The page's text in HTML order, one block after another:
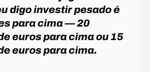
digo investir pesado é
para cima — 20
euros para cima ou 15
euros para cima.